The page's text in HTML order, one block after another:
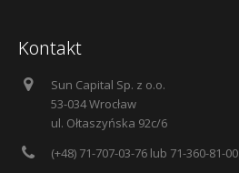
Kontakt
Sun Capital Sp. z o.o.
53-034 Wrocław
ul. Ołtaszyńska 92c/6
(+48) 71-707-03-76 lub 71-360-81-00